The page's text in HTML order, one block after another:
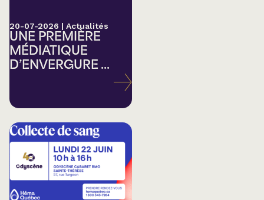
20-07-2026 | Actualités
UNE PREMIÈRE
MÉDIATIQUE
D’ENVERGURE ...